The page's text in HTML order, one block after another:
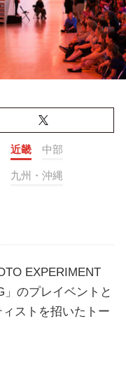
近畿 中部
九州・沖縄
EXPERIMENT
のプレイベントと
ストを招いたトー